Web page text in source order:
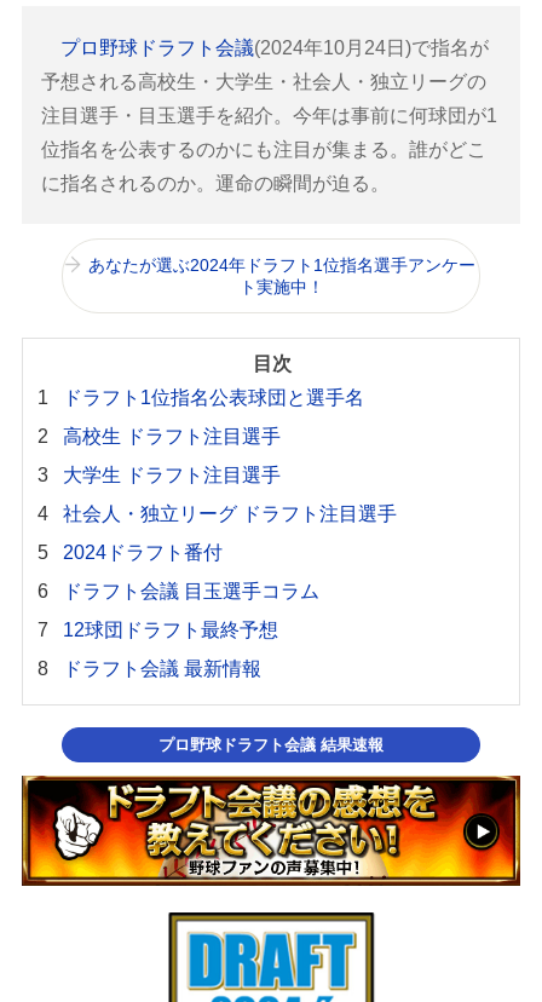
プロ野球ドラフト会議(2024年10月24日)で指名が
予想される高校生・大学生・社会人・独立リーグの
注目選手・目玉選手を紹介。今年は事前に何球団が1
位指名を公表するのかにも注目が集まる。誰がどこ
に指名されるのか。運命の瞬間が迫る。
あなたが選ぶ2024年ドラフト1位指名選手アンケー
ト実施中！
ドラフト1位指名公表球団と選手名
高校生 ドラフト注目選手
大学生 ドラフト注目選手
社会人・独立リーグ ドラフト注目選手
2024ドラフト番付
ドラフト会議 目玉選手コラム
12球団ドラフト最終予想
ドラフト会議 最新情報
プロ野球ドラフト会議 結果速報